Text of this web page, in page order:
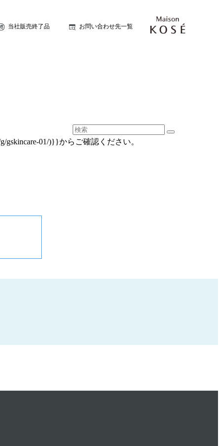
当社販売終了品 お問い合わせ先一覧
01/)}}からご確認ください。